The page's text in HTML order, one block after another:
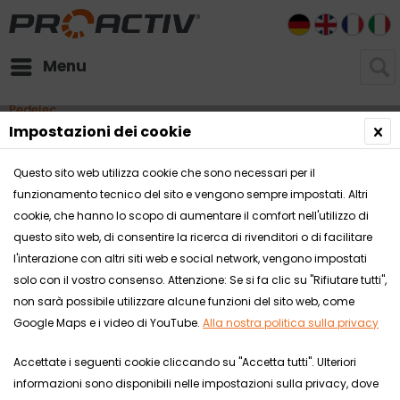
Menu
DE EN FR
Pedelec
Impostazioni dei cookie
Questo sito web utilizza cookie che sono necessari per il
funzionamento tecnico del sito e vengono sempre impostati. Altri
cookie, che hanno lo scopo di aumentare il comfort nell'utilizzo di
questo sito web, di consentire la ricerca di rivenditori o di facilitare
l'interazione con altri siti web e social network, vengono impostati
solo con il vostro consenso. Attenzione: Se si fa clic su "Rifiutare tutti",
non sarà possibile utilizzare alcune funzioni del sito web, come
Google Maps e i video di YouTube. Alla nostra politica sulla privacy
Accettate i seguenti cookie cliccando su "Accetta tutti". Ulteriori
informazioni sono disponibili nelle impostazioni sulla privacy, dove